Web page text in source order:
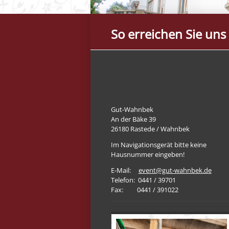
So erreichen Sie uns
Gut-Wahnbek
An der Bäke 39
26180 Rastede / Wahnbek
Im Navigationsgerät bitte keine
Hausnummer eingeben!
E-Mail: event@gut-wahnbek.de
Telefon: 0441 / 39701
Fax: 0441 / 391022